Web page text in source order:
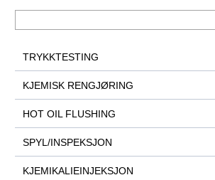
TRYKKTESTING
KJEMISK RENGJØRING
HOT OIL FLUSHING
SPYL/INSPEKSJON
KJEMIKALIEINJEKSJON